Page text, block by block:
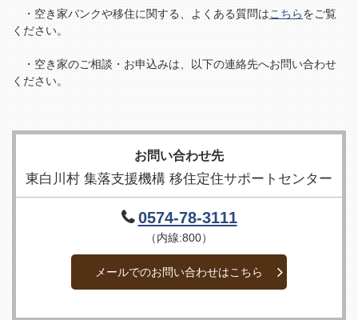
・空き家バンクや移住に関する、よくある質問はこちらをご覧
ください。
・空き家のご相談・お申込みは、以下の連絡先へお問い合わせ
ください。
お問い合わせ先
東白川村 集落支援機構 移住定住サポートセンター
0574-78-3111
（内線:800）
メールでのお問い合わせはこちら